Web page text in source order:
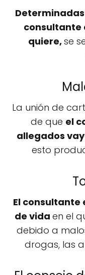
consultante
quiere,se
La unión de
de que el
allegados
esto
El consultante
de vida en el
debido a
drogas, las